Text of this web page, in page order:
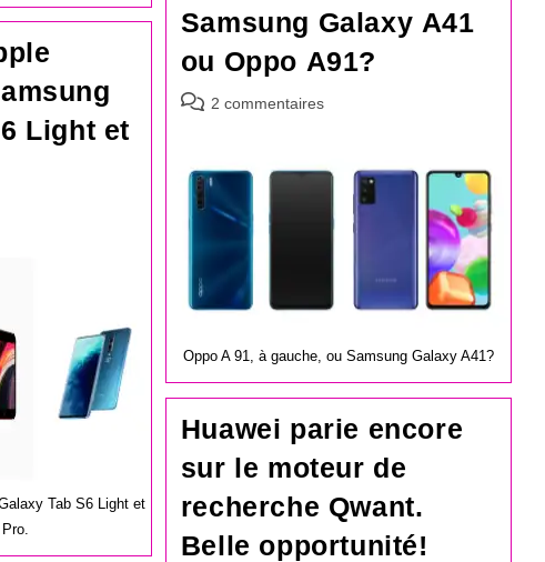
Samsung Galaxy A41
ou Oppo A91?
Commentaires
publication :
2 commentaires
Oppo A 91, à gauche, ou Samsung Galaxy A41?
Light et
Tab S6 Light et
Huawei parie encore
sur le moteur de
recherche Qwant.
Belle opportunité!